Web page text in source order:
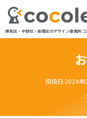
練馬区・中野区・板橋区のデザイン事務所
投稿日:2024年